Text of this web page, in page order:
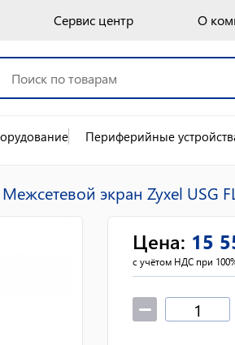
Сервис центр О
Периферийные
Межсетевой экран Zyxel USG
Цена: 15
с учётом НДС при